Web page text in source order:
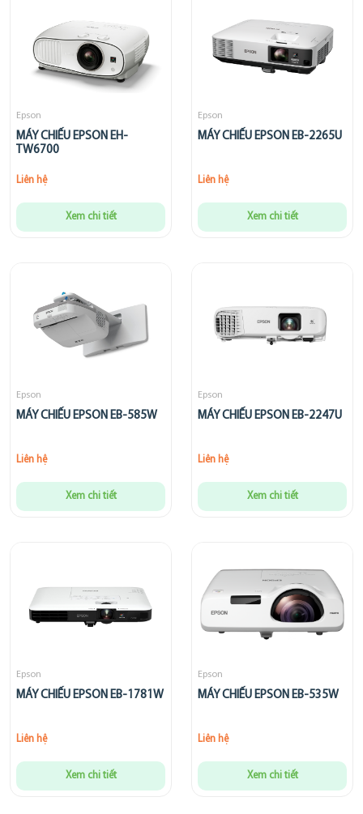
Epson
MÁY CHIẾU EPSON EH-
TW6700
Liên hệ
Xem chi tiết
Epson
MÁY CHIẾU EPSON EB-2265U
Liên hệ
Xem chi tiết
Epson
MÁY CHIẾU EPSON EB-585W
Liên hệ
Xem chi tiết
Epson
MÁY CHIẾU EPSON EB-2247U
Liên hệ
Xem chi tiết
Epson
MÁY CHIẾU EPSON EB-1781W
Liên hệ
Xem chi tiết
Epson
MÁY CHIẾU EPSON EB-535W
Liên hệ
Xem chi tiết